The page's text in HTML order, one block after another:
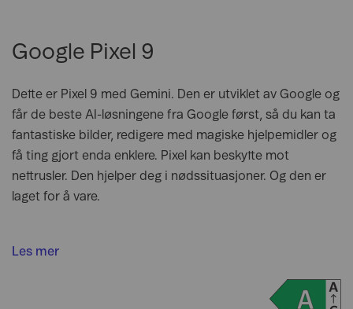
Google Pixel 9
Dette er Pixel 9 med Gemini. Den er utviklet av Google og
får de beste AI-løsningene fra Google først, så du kan ta
fantastiske bilder, redigere med magiske hjelpemidler og
få ting gjort enda enklere. Pixel kan beskytte mot
nettrusler. Den hjelper deg i nødssituasjoner. Og den er
laget for å vare.
Les mer